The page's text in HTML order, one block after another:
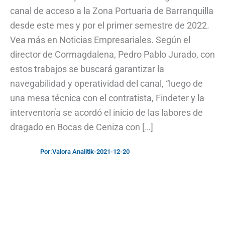
canal de acceso a la Zona Portuaria de Barranquilla
desde este mes y por el primer semestre de 2022.
Vea más en Noticias Empresariales. Según el
director de Cormagdalena, Pedro Pablo Jurado, con
estos trabajos se buscará garantizar la
navegabilidad y operatividad del canal, “luego de
una mesa técnica con el contratista, Findeter y la
interventoría se acordó el inicio de las labores de
dragado en Bocas de Ceniza con […]
Por:Valora Analitik-2021-12-20